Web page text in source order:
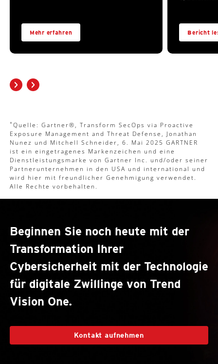
Mehr erfahren Bericht
*Quelle: Gartner®, Transform SecOps via Proactive
Exposure Management and Threat Defense, Jonathan
Nunez und Mitchell Schneider, 6. Mai 2025 GARTNER
ist ein eingetragenes Markenzeichen und eine
Dienstleistungsmarke von Gartner Inc. und/oder seiner
Partnerunternehmen in den USA und international und
wird hier mit freundlicher Genehmigung verwendet.
Alle Rechte vorbehalten.
Beginnen Sie noch heute mit der
Transformation Ihrer
Cybersicherheit mit der Technologie
für digitale Zwillinge von Trend
Vision One.
Kontakt aufnehmen